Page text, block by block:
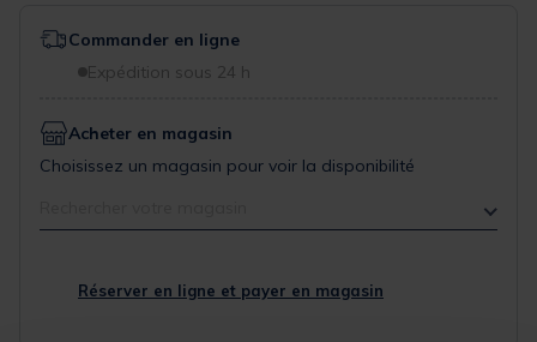
Commander en ligne
Expédition sous 24 h
Acheter en magasin
Choisissez un magasin pour voir la disponibilité
Réserver en ligne et payer en magasin